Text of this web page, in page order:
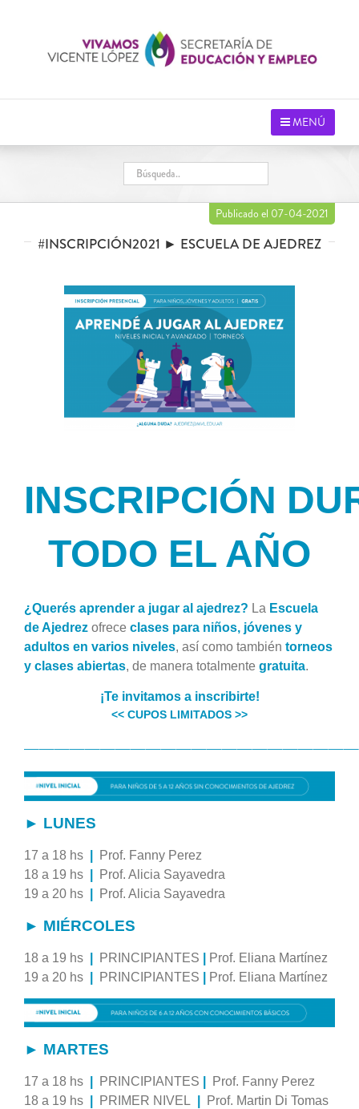
MENÚ
Publicado el 07-04-2021
#INSCRIPCIÓN2021 ► ESCUELA DE AJEDREZ
INSCRIPCIÓN
TODO EL AÑO
¿Querés aprender a jugar al ajedrez? La Escuela
de Ajedrez ofrece clases para niños, jóvenes y
adultos en varios niveles, así como también torneos
y clases abiertas, de manera totalmente gratuita.
¡Te invitamos a inscribirte!
<< CUPOS LIMITADOS >>
► LUNES
17 a 18 hs
Prof. Fanny Perez
18 a 19 hs
Prof. Alicia Sayavedra
19 a 20 hs
Prof. Alicia Sayavedra
► MIÉRCOLES
18 a 19 hs PRINCIPIANTES
Prof. Eliana Martínez
19 a 20 hs
PRINCIPIANTES Prof. Eliana Martínez
► MARTES
17 a 18 hs PRINCIPIANTES
Prof. Fanny Perez
18 a 19 hs
PRIMER NIVEL Prof. Martin Di Tomas